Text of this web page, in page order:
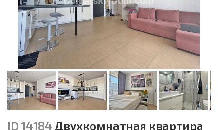
ID 14184 Двухкомнатная квартира